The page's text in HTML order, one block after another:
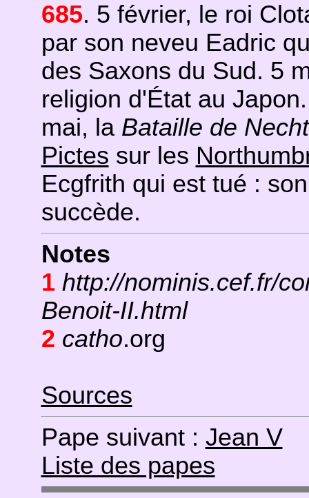
685. 5 février, le roi
par son neveu Eadric
des Saxons du Sud. 5
religion d'État au
mai, la Bataille de
Pictes sur les
Ecgfrith qui est tué :
succède.
Notes
1 http://nominis.cef.fr/
Benoit-II.html
2 catho.org
Sources
Pape suivant : Jean V
Liste des papes